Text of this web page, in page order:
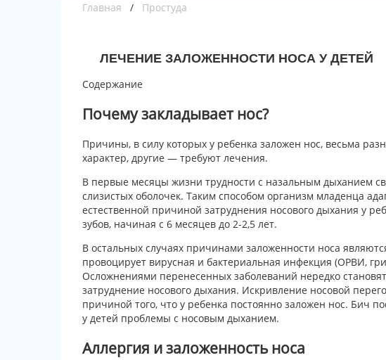
Главная / Простуда
ЛЕЧЕНИЕ ЗАЛОЖЕННОСТИ НОСА У ДЕТЕЙ
Содержание
Почему закладывает нос?
Причины, в силу которых у ребенка заложен нос, весьма
характер, другие — требуют лечения.
В первые месяцы жизни трудности с назальным дыханием
слизистых оболочек. Таким способом организм младенца
естественной причиной затруднения носового дыхания у
зубов, начиная с 6 месяцев до 2-2,5 лет.
В остальных случаях причинами заложенности носа
провоцирует вирусная и бактериальная инфекция (ОРВИ,
Осложнениями перенесенных заболеваний нередко
затруднение носового дыхания. Искривление носовой
причиной того, что у ребенка постоянно заложен нос. Бич
у детей проблемы с носовым дыханием.
Аллергия и заложенность носа